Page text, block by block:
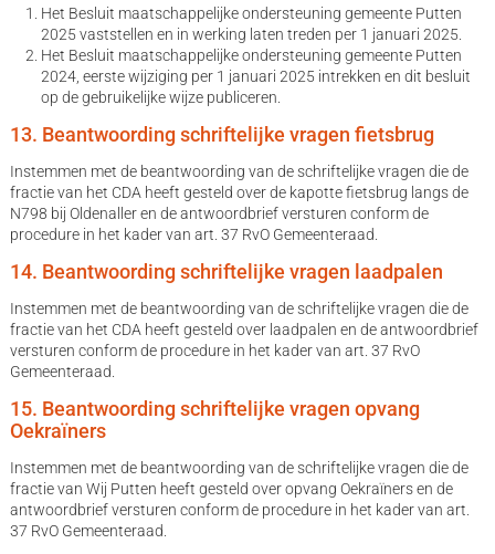
Het Besluit maatschappelijke ondersteuning gemeente Putten
2025 vaststellen en in werking laten treden per 1 januari 2025.
Het Besluit maatschappelijke ondersteuning gemeente Putten
2024, eerste wijziging per 1 januari 2025 intrekken en dit besluit
op de gebruikelijke wijze publiceren.
13. Beantwoording schriftelijke vragen fietsbrug
Instemmen met de beantwoording van de schriftelijke vragen die de
fractie van het CDA heeft gesteld over de kapotte fietsbrug langs de
N798 bij Oldenaller en de antwoordbrief versturen conform de
procedure in het kader van art. 37 RvO Gemeenteraad.
14. Beantwoording schriftelijke vragen laadpalen
Instemmen met de beantwoording van de schriftelijke vragen die de
fractie van het CDA heeft gesteld over laadpalen en de antwoordbrief
versturen conform de procedure in het kader van art. 37 RvO
Gemeenteraad.
15. Beantwoording schriftelijke vragen opvang
Oekraïners
Instemmen met de beantwoording van de schriftelijke vragen die de
fractie van Wij Putten heeft gesteld over opvang Oekraïners en de
antwoordbrief versturen conform de procedure in het kader van art.
37 RvO Gemeenteraad.